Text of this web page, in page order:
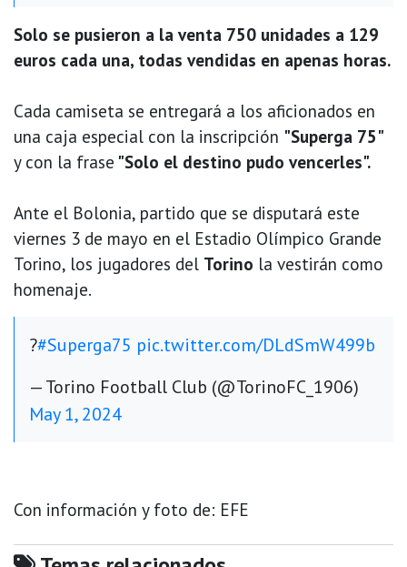
Solo se pusieron a la venta 750 unidades a 129
euros cada una, todas vendidas en apenas horas.
Cada camiseta se entregará a los aficionados en
una caja especial con la inscripción "Superga 75"
y con la frase "Solo el destino pudo vencerles".
Ante el Bolonia, partido que se disputará este
viernes 3 de mayo en el Estadio Olímpico Grande
Torino, los jugadores del Torino la vestirán como
homenaje.
?#Superga75 pic.twitter.com/DLdSmW499b
— Torino Football Club (@TorinoFC_1906)
May 1, 2024
Con información y foto de: EFE